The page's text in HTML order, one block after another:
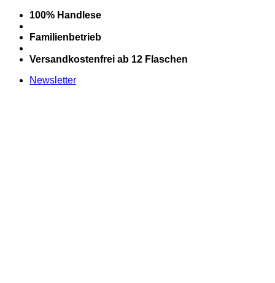
Zum
Inhalt
springen
100% Handlese
Familienbetrieb
Versandkostenfrei ab 12 Flaschen
Newsletter